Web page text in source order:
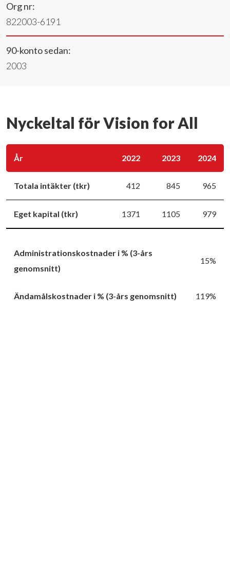
Org nr:
822003-6191
90-konto sedan:
2003
Nyckeltal för Vision for All
År 2022 2023 2024
Totala intäkter (tkr) 412 845 965
Eget kapital (tkr) 1371 1105 979
Administrationskostnader i % (3-års
genomsnitt)
15%
Ändamålskostnader i % (3-års genomsnitt) 119%